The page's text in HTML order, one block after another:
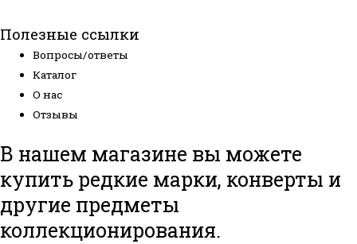
Полезные ссылки
Вопросы/ответы
Каталог
О нас
Отзывы
В нашем магазине вы можете
купить редкие марки, конверты и
другие предметы
коллекционирования.